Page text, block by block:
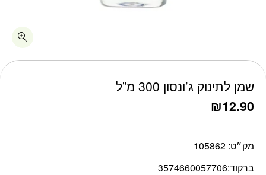
שמן לתינוק ג’ונסון 300 מ”ל
₪12.90
מק״ט: 105862
ברקוד:3574660057706
כמות שמן לתינוק ג'ונסון 300 מ"ל